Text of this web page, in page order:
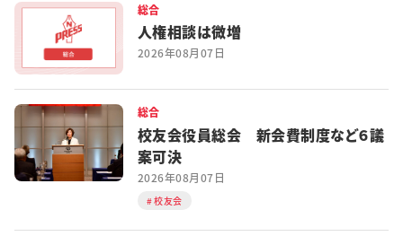
総合
人権相談は微増
2026年08月07日
総合
校友会役員総会 新会費制度など６議
案可決
2026年08月07日
校友会